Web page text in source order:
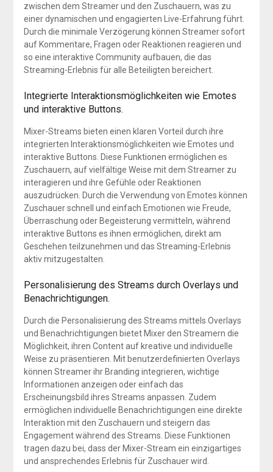
zwischen dem Streamer und den Zuschauern, was zu
einer dynamischen und engagierten Live-Erfahrung führt.
Durch die minimale Verzögerung können Streamer sofort
auf Kommentare, Fragen oder Reaktionen reagieren und
so eine interaktive Community aufbauen, die das
Streaming-Erlebnis für alle Beteiligten bereichert.
Integrierte Interaktionsmöglichkeiten wie Emotes
und interaktive Buttons.
Mixer-Streams bieten einen klaren Vorteil durch ihre
integrierten Interaktionsmöglichkeiten wie Emotes und
interaktive Buttons. Diese Funktionen ermöglichen es
Zuschauern, auf vielfältige Weise mit dem Streamer zu
interagieren und ihre Gefühle oder Reaktionen
auszudrücken. Durch die Verwendung von Emotes können
Zuschauer schnell und einfach Emotionen wie Freude,
Überraschung oder Begeisterung vermitteln, während
interaktive Buttons es ihnen ermöglichen, direkt am
Geschehen teilzunehmen und das Streaming-Erlebnis
aktiv mitzugestalten.
Personalisierung des Streams durch Overlays und
Benachrichtigungen.
Durch die Personalisierung des Streams mittels Overlays
und Benachrichtigungen bietet Mixer den Streamern die
Möglichkeit, ihren Content auf kreative und individuelle
Weise zu präsentieren. Mit benutzerdefinierten Overlays
können Streamer ihr Branding integrieren, wichtige
Informationen anzeigen oder einfach das
Erscheinungsbild ihres Streams anpassen. Zudem
ermöglichen individuelle Benachrichtigungen eine direkte
Interaktion mit den Zuschauern und steigern das
Engagement während des Streams. Diese Funktionen
tragen dazu bei, dass der Mixer-Stream ein einzigartiges
und ansprechendes Erlebnis für Zuschauer wird.